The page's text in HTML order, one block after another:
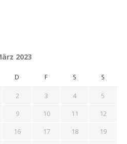
2023
D F S S
2 3 4
5
9 10 11
12
16 17 18
19